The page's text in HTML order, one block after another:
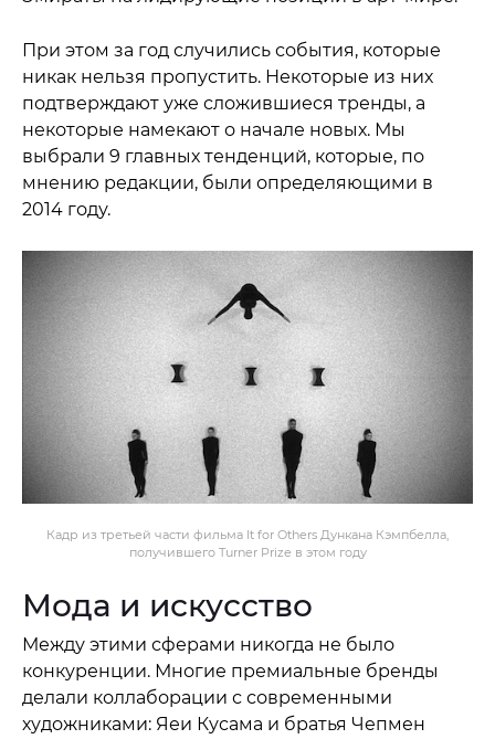
При этом за год случились события, которые
никак нельзя пропустить. Некоторые из них
подтверждают уже сложившиеся тренды, а
некоторые намекают о начале новых. Мы
выбрали 9 главных тенденций, которые, по
мнению редакции, были определяющими в
2014 году.
Кадр из третьей части фильма It for Others Дункана Кэмпбелла,
получившего Turner Prize в этом году
Мода и искусство
Между этими сферами никогда не было
конкуренции. Многие премиальные бренды
делали коллаборации с современными
художниками: Яеи Кусама и братья Чепмен